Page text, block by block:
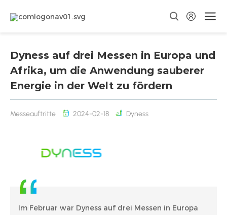
Dyness auf drei Messen in Europa und
Afrika, um die Anwendung sauberer
Energie in der Welt zu fördern
Messeauftritte 2024-02-18 Dyness
Im Februar war Dyness auf drei Messen in Europa